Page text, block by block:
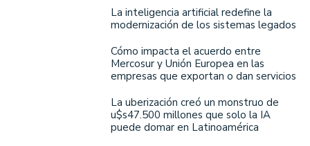
La inteligencia artificial redefine la
modernización de los sistemas legados
Cómo impacta el acuerdo entre
Mercosur y Unión Europea en las
empresas que exportan o dan servicios
La uberización creó un monstruo de
u$s47.500 millones que solo la IA
puede domar en Latinoamérica